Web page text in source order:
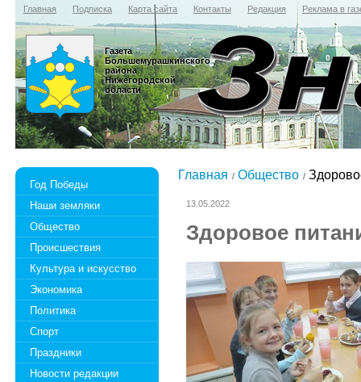
Главная Подписка Карта сайта Контакты Редакция Реклама в
Газета
Большемурашкинского
района
Нижегородской
области
Год Победы
Наши земляки
Общество
Происшествия
Культура и искусство
Экономика
Политика
Спорт
Праздники
Новости редакции
Главная Общество
13.05.2022
Здоровое